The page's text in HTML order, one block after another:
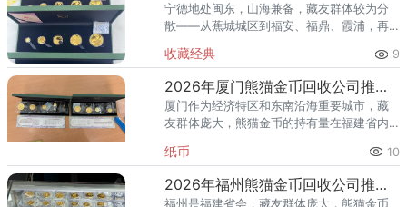
宁德地处闽东，山海兼备，藏友群体较为分
散——从蕉城城区到福安、福鼎、霞浦，再
想要集中咨询或跑一趟实体店都不太现实。
对于宁德藏友来说，手里的熊猫
收藏经典 9
2026年厦门熊猫金币回收公司推荐 你的金币适合哪种回收方式？
厦门作为经济特区和东南沿海重要城市，藏
友群体庞大，熊猫金币的持有量在福建省内
运行，不少厦门藏友想趁高出手，却面临一
个常见困惑：厦门市面上收
纸币 10
2026年福州熊猫金币回收公司推荐 福州回收熊猫金币的地方
福州是福建省会，藏友群体庞大，熊猫金币